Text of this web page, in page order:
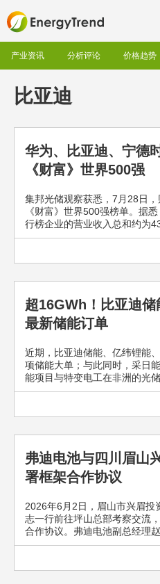
产业资讯 分析评论 价格趋势
比亚迪
华为、比亚迪、宁德
《财富》世界500强
集邦光储观察获悉，7月28日
《财富》世界500强榜单。据
行榜企业的营业收入总和约为
超16GWh！比亚迪
最新储能订单
近期，比亚迪储能、亿纬锂能
项储能大单；与此同时，采日
能项目与特变电工在非洲的光
弗迪电池与四川眉山
署框架合作协议
2026年6月2日，眉山市兴眉投
志一行前往坪山总部考察交流
合作协议。弗迪电池副总经理